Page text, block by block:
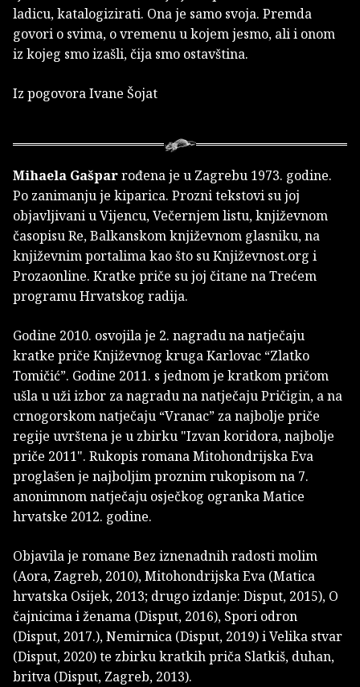
ladicu, katalogizirati. Ona je samo svoja. Premda
govori o svima, o vremenu u kojem jesmo, ali i onom
iz kojeg smo izašli, čija smo ostavština.
Iz pogovora Ivane Šojat
Mihaela Gašparrođena je u Zagrebu 1973. godine.
Po zanimanju je kiparica. Prozni tekstovi su joj
objavljivani u Vijencu, Večernjem listu, književnom
časopisu Re, Balkanskom književnom glasniku, na
književnim portalima kao što su Književnost.org i
Prozaonline. Kratke priče su joj čitane na Trećem
programu Hrvatskog radija.
Godine 2010. osvojila je 2. nagradu na natječaju
kratke priče Književnog kruga Karlovac “Zlatko
Tomičić”. Godine 2011. s jednom je kratkom pričom
ušla u uži izbor za nagradu na natječaju Pričigin, a na
crnogorskom natječaju “Vranac” za najbolje priče
regije uvrštena je u zbirku "Izvan koridora, najbolje
priče 2011". Rukopis romana Mitohondrijska Eva
proglašen je najboljim proznim rukopisom na 7.
anonimnom natječaju osječkog ogranka Matice
hrvatske 2012. godine.
Objavila je romane Bez iznenadnih radosti molim
(Aora, Zagreb, 2010), Mitohondrijska Eva (Matica
hrvatska Osijek, 2013; drugo izdanje: Disput, 2015), O
čajnicima i ženama (Disput, 2016), Spori odron
(Disput, 2017.), Nemirnica (Disput, 2019) i Velika stvar
(Disput, 2020) te zbirku kratkih priča Slatkiš, duhan,
britva (Disput, Zagreb, 2013).